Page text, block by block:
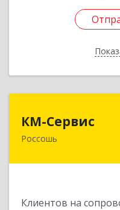
КМ-Сервис
Россошь
Клиентов на
396650,